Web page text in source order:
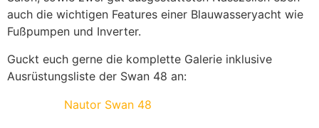
auch die wichtigen Features einer Blauwasseryacht wie
Fußpumpen und Inverter.
Guckt euch gerne die komplette Galerie inklusive
Ausrüstungsliste der Swan 48 an:
Nautor Swan 48